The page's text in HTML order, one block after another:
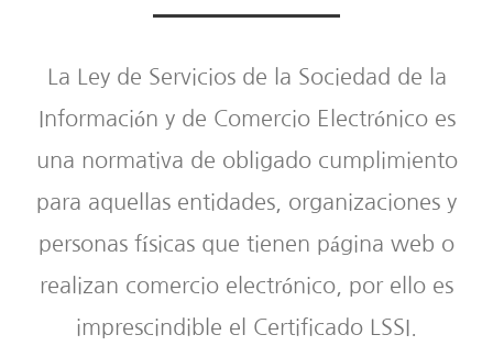
La Ley de Servicios de la Sociedad de la
Información y de Comercio Electrónico es
una normativa de obligado cumplimiento
para aquellas entidades, organizaciones y
personas físicas que tienen página web o
realizan comercio electrónico, por ello es
imprescindible el Certificado LSSI.